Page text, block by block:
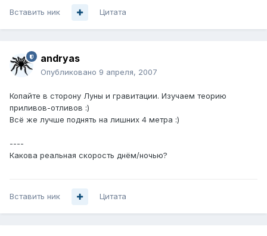
Вставить ник Цитата
andryas
Опубликовано 9 апреля, 2007
Копайте в сторону Луны и гравитации. Изучаем теорию
приливов-отливов :)
Всё же лучше поднять на лишних 4 метра :)
----
Какова реальная скорость днём/ночью?
Вставить ник Цитата